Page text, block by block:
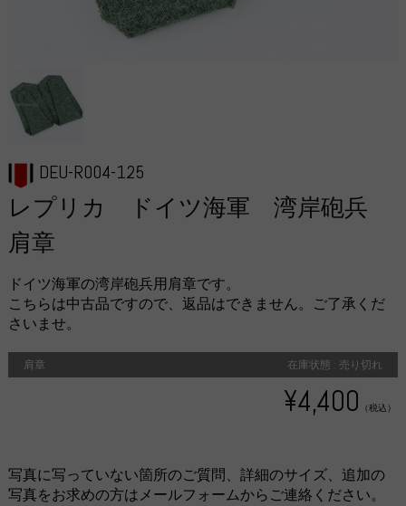
DEU-R004-125
レプリカ ドイツ海軍 湾岸砲兵
肩章
ドイツ海軍の湾岸砲兵用肩章です。
こちらは中古品ですので、返品はできません。ご了承くだ
さいませ。
肩章 在庫状態 : 売り切れ
¥4,400 （税込）
写真に写っていない箇所のご質問、詳細のサイズ、追加の
写真をお求めの方はメールフォームからご連絡ください。